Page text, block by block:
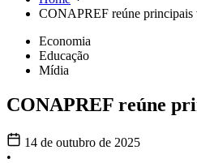
CONAPREF reúne principais
Economia
Educação
Mídia
CONAPREF reúne
14 de outubro de 2025
•